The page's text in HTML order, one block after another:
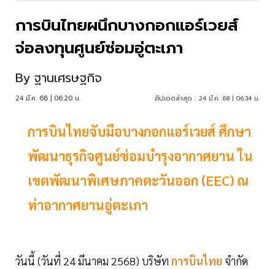
การบินไทยผนึกบางกอกแอร์เวยส์
จ่อลงทุนศูนย์ซ่อมอู่ตะเภา
By ฐานเศรษฐกิจ
24 มี.ค. 68 | 06:20 น. อัปเดตล่าสุด : 24 มี.ค. 68 | 06:34 น.
การบินไทยจับมือบางกอกแอร์เวยส์ ศึกษา
พัฒนาธุรกิจศูนย์ซ่อมบำรุงอากาศยาน ใน
เขตพัฒนาพิเศษภาคตะวันออก (EEC) ณ
ท่าอากาศยานอู่ตะเภา
วันนี้ (วันที่ 24 มีนาคม 2568) บริษัท การบินไทย จำกัด